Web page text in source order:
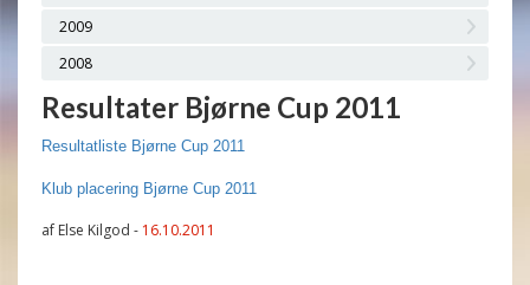
2009
2008
Resultater Bjørne Cup 2011
Resultatliste Bjørne Cup 2011
Klub placering Bjørne Cup 2011
af Else Kilgod - 16.10.2011